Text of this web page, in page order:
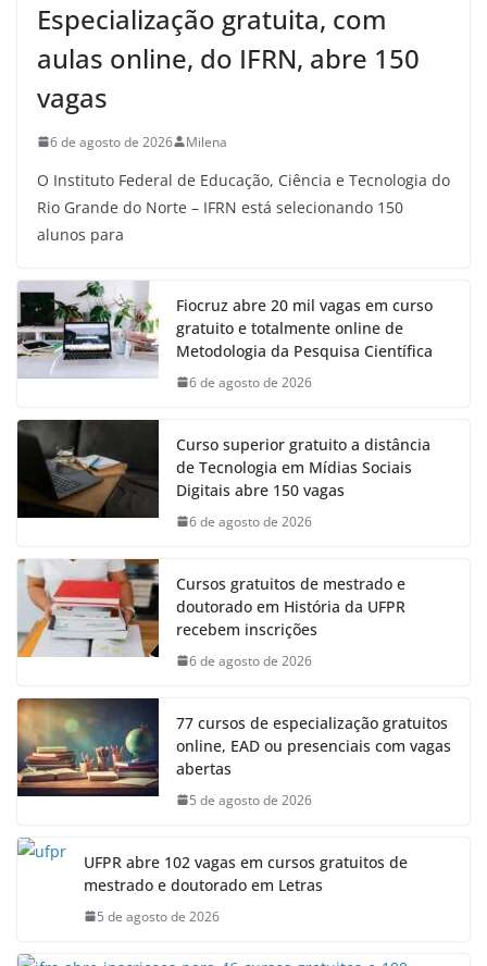
Especialização gratuita, com
aulas online, do IFRN, abre 150
vagas
6 de agosto de 2026 Milena
O Instituto Federal de Educação, Ciência e Tecnologia do
Rio Grande do Norte – IFRN está selecionando 150
alunos para
Fiocruz abre 20 mil vagas em curso
gratuito e totalmente online de
Metodologia da Pesquisa Científica
6 de agosto de 2026
Curso superior gratuito a distância
de Tecnologia em Mídias Sociais
Digitais abre 150 vagas
6 de agosto de 2026
Cursos gratuitos de mestrado e
doutorado em História da UFPR
recebem inscrições
6 de agosto de 2026
77 cursos de especialização gratuitos
online, EAD ou presenciais com vagas
abertas
5 de agosto de 2026
UFPR abre 102 vagas em cursos gratuitos de
mestrado e doutorado em Letras
5 de agosto de 2026